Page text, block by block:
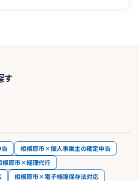
す
相模原市×個人事業主の確定申告
模原市×経理代行
相模原市×電子帳簿保存法対応